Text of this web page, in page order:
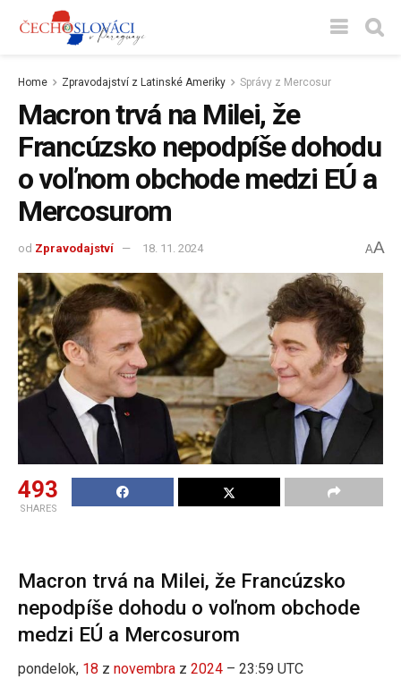
Home Zpravodajství z Latinské Ameriky Správy z Mercosur
Macron trvá na Milei, že
Francúzsko nepodpíše dohodu
o voľnom obchode medzi EÚ a
Mercosurom
od Zpravodajství 18. 11. 2024 AA
493
SHARES
Macron trvá na Milei, že Francúzsko
nepodpíše dohodu o voľnom obchode
medzi EÚ a Mercosurom
pondelok, 18 z novembra z 2024 – 23:59 UTC